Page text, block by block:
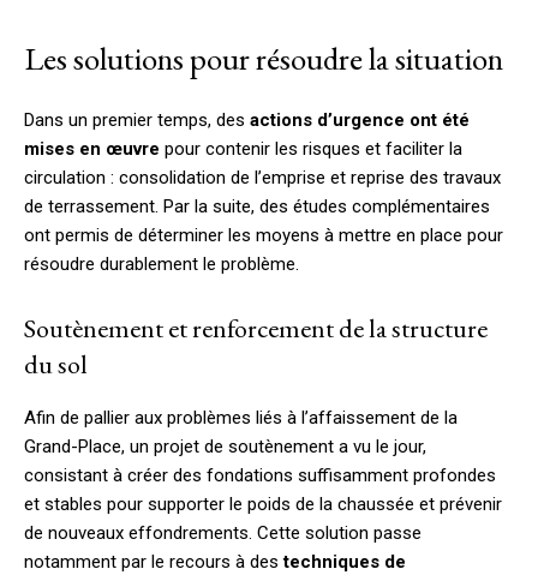
Les solutions pour résoudre la situation
Dans un premier temps, des actions d’urgence ont été
mises en œuvre pour contenir les risques et faciliter la
circulation : consolidation de l’emprise et reprise des travaux
de terrassement. Par la suite, des études complémentaires
ont permis de déterminer les moyens à mettre en place pour
résoudre durablement le problème.
Soutènement et renforcement de la structure
du sol
Afin de pallier aux problèmes liés à l’affaissement de la
Grand-Place, un projet de soutènement a vu le jour,
consistant à créer des fondations suffisamment profondes
et stables pour supporter le poids de la chaussée et prévenir
de nouveaux effondrements. Cette solution passe
notamment par le recours à destechniques de